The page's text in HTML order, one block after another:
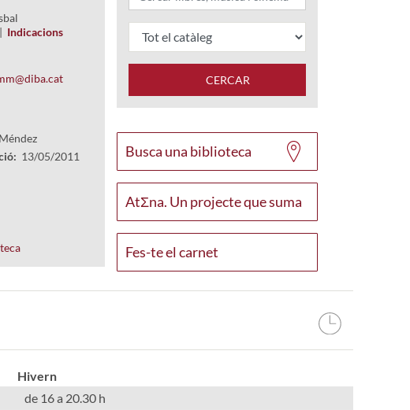
| Indicacions
13/05/2011
Hivern
de 16 a 20.30 h
CERCAR
Busca una biblioteca
AtΣna. Un projecte que suma
Fes-te el carnet